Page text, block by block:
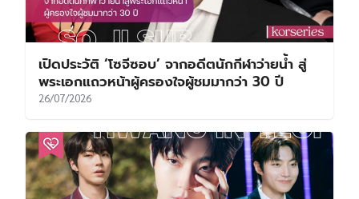
เปิดประวัติ ‘โซจีซอบ’ จากอดีตนักกีฬาว่ายน้ำ สู่
พระเอกแถวหน้าผู้ครองใจผู้ชมมากว่า 30 ปี
26/07/2026